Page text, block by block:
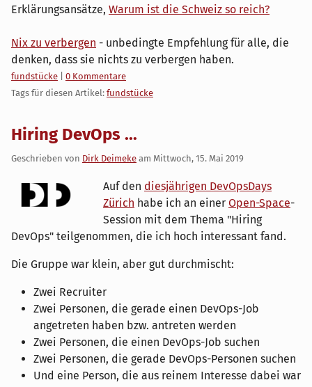
Erklärungsansätze, Warum ist die Schweiz so reich?
Nix zu verbergen - unbedingte Empfehlung für alle, die
denken, dass sie nichts zu verbergen haben.
Kategorien:
fundstücke
0 Kommentare
Tags für diesen Artikel: fundstücke
Hiring DevOps ...
Geschrieben von Dirk Deimeke am Mittwoch, 15. Mai 2019
Auf den diesjährigen DevOpsDays
Zürich habe ich an einer Open-Space-
Session mit dem Thema "Hiring
DevOps" teilgenommen, die ich hoch interessant fand.
Die Gruppe war klein, aber gut durchmischt:
Zwei Recruiter
Zwei Personen, die gerade einen DevOps-Job
angetreten haben bzw. antreten werden
Zwei Personen, die einen DevOps-Job suchen
Zwei Personen, die gerade DevOps-Personen suchen
Und eine Person, die aus reinem Interesse dabei war